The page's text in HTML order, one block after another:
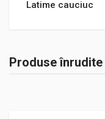
Latime cauciuc
Produse înrudite